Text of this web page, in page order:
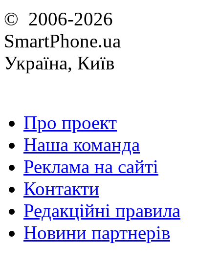
© 2006-2026
SmartPhone.ua
Україна, Київ
Про проект
Наша команда
Реклама на сайті
Контакти
Редакційні правила
Новини партнерів